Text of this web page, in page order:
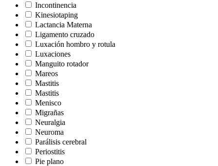
Incontinencia
Kinesiotaping
Lactancia Materna
Ligamento cruzado
Luxación hombro y rotula
Luxaciones
Manguito rotador
Mareos
Mastitis
Mastitis
Menisco
Migrañas
Neuralgia
Neuroma
Parálisis cerebral
Periostitis
Pie plano